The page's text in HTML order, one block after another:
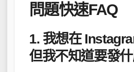
問題快速FAQ
1. 我想在
但我不知道要發什